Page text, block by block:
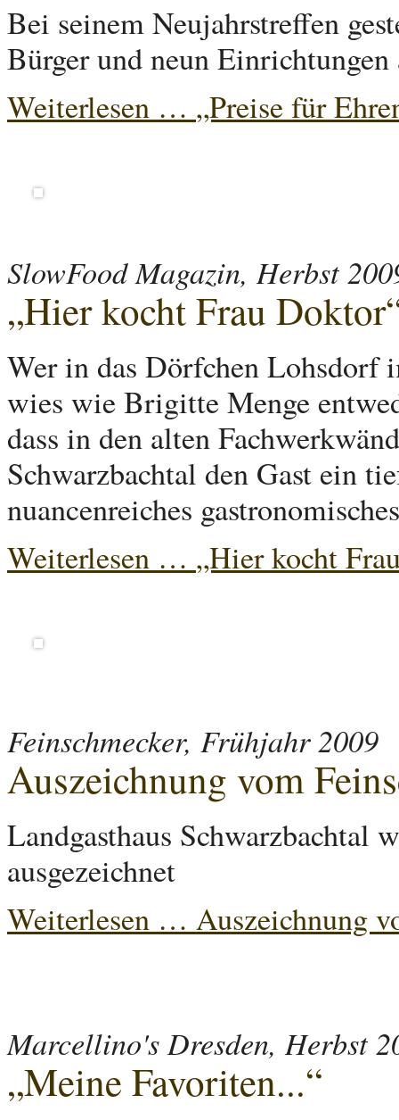
Bei seinem Neujahrstreffen
Bürger und neun
Weiterlesen … „Preise für
SlowFood Magazin, Herbst
„Hier kocht Frau
Wer in das Dörfchen Lohsdorf
wies wie Brigitte Menge
dass in den alten
Schwarzbachtal den Gast ein
nuancenreiches
Weiterlesen … „Hier kocht
Feinschmecker, Frühjahr 2009
Auszeichnung vom
Landgasthaus Schwarzbachtal
ausgezeichnet
Weiterlesen … Auszeichnung
Marcellino's Dresden, Herbst
„Meine Favoriten...“